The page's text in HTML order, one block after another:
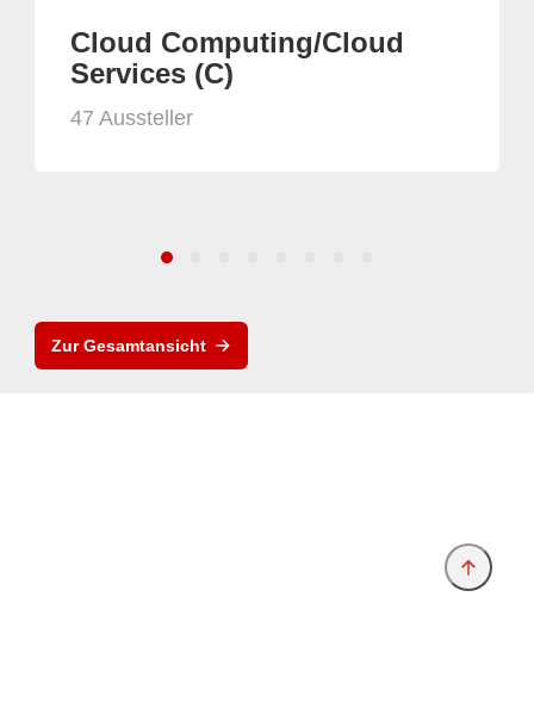
Cloud Computing/Cloud
Services (C)
47 Aussteller
Zur Gesamtansicht